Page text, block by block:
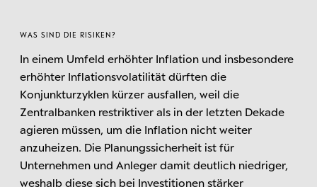
WAS SIND DIE RISIKEN?
In einem Umfeld erhöhter Inflation und insbesondere
erhöhter Inflationsvolatilität dürften die
Konjunkturzyklen kürzer ausfallen, weil die
Zentralbanken restriktiver als in der letzten Dekade
agieren müssen, um die Inflation nicht weiter
anzuheizen. Die Planungssicherheit ist für
Unternehmen und Anleger damit deutlich niedriger,
weshalb diese sich bei Investitionen stärker